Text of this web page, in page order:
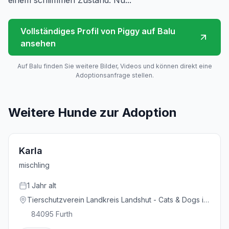
Vollständiges Profil von Piggy auf Balu
ansehen
Auf Balu finden Sie weitere Bilder, Videos und können direkt eine
Adoptionsanfrage stellen.
Weitere Hunde zur Adoption
Karla
mischling
1 Jahr alt
Tierschutzverein Landkreis Landshut - Cats & Dogs in
Not e.V.
84095 Furth